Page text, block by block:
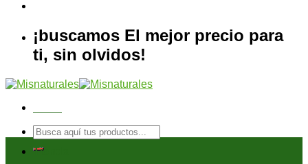
¡buscamos El mejor precio para
ti, sin olvidos!
Buscar
por:
Tienda